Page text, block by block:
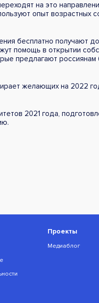
на это
опыт возрастных
бесплатно получают
помощь в открытии
предлагают россиянам
желающих на 2022
2021 года,
Проекты
Медиаблог